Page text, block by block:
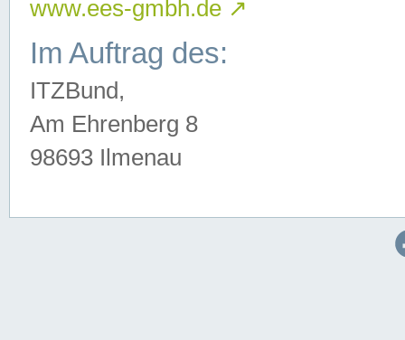
www.ees-gmbh.de ↗
Im Auftrag des:
ITZBund,
Am Ehrenberg 8
98693 Ilmenau